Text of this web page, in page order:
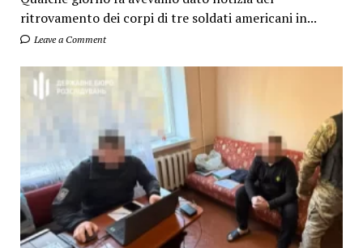
ritrovamento dei corpi di tre soldati americani in...
Leave a Comment